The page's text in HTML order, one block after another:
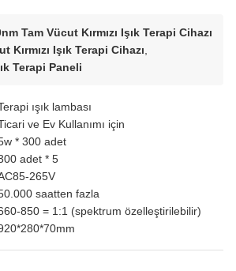
Tam Vücut Kırmızı Işık Terapi Cihazı
Kırmızı Işık Terapi Cihazı
Terapi Paneli
ışık lambası
ve Ev Kullanımı için
* 300 adet
adet * 5
265V
saatten fazla
850 = 1:1 (spektrum özelleştirilebilir)